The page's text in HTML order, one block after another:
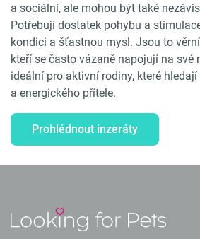
a sociální, ale mohou být také
Potřebují dostatek pohybu a
kondici a šťastnou mysl. Jsou to
kteří se často vázaně napojují na své
ideální pro aktivní rodiny, které
a energického přítele.
Prohlédnout inzeráty